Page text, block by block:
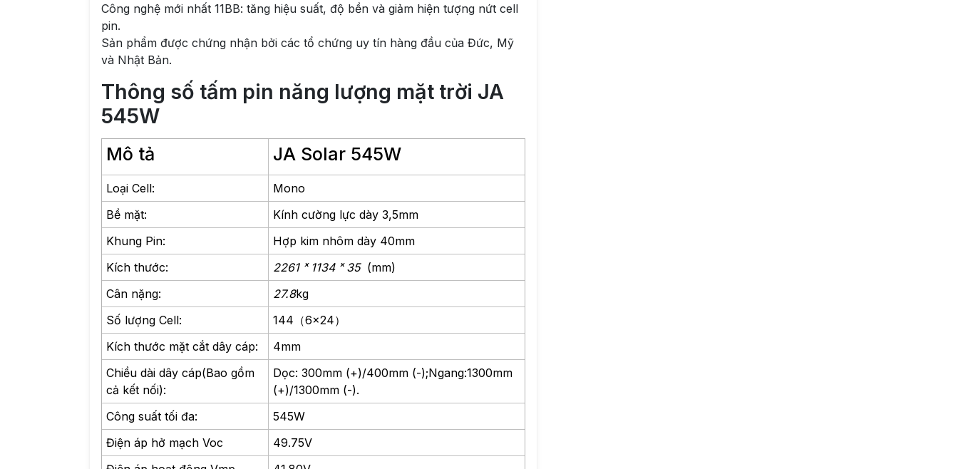
Công nghệ mới nhất 11BB: tăng hiệu suất, độ bền và giảm hiện tượng nứt cell
pin.
Sản phẩm được chứng nhận bởi các tổ chứng uy tín hàng đầu của Đức, Mỹ
và Nhật Bản.
Thông số tấm pin năng lượng mặt trời JA
545W
Mô tả JA Solar 545W
Loại Cell:
Mono
Bề mặt:
Kính cường lực dày 3,5mm
Khung Pin:
Hợp kim nhôm dày 40mm
Kích thước:
2261 ˣ 1134 ˣ 35 (mm)
Cân nặng:
27.8kg
Số lượng Cell:
144（6×24）
Kích thước mặt cắt dây cáp:
4mm
Chiều dài dây cáp(Bao gồm
cả kết nối):
Dọc: 300mm (+)/400mm (-);Ngang:1300mm
(+)/1300mm (-).
Công suất tối đa:
545W
Điện áp hở mạch Voc
49.75V